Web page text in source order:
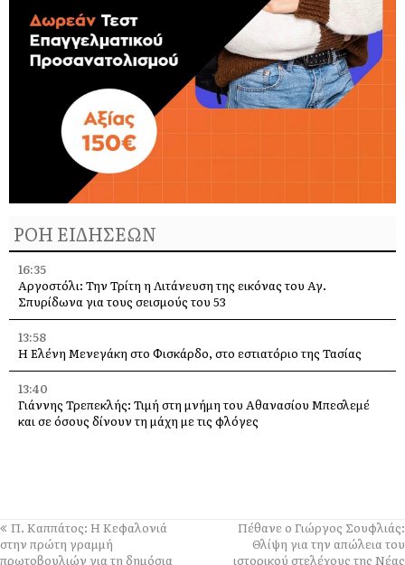
ΡΟΗ ΕΙΔΗΣΕΩΝ
16:35
Αργοστόλι: Την Τρίτη η Λιτάνευση της εικόνας του Αγ.
Σπυρίδωνα για τους σεισμούς του 53
13:58
Η Ελένη Μενεγάκη στο Φισκάρδο, στο εστιατόριο της Τασίας
13:40
Γιάννης Τρεπεκλής: Τιμή στη μνήμη του Αθανασίου Μπεσλεμέ
και σε όσους δίνουν τη μάχη με τις φλόγες
13:30
Οι εκδηλώσεις στον Δήμο Αργοστολίου το τριήμερο 7, 8 και 9
Αυγούστου
Π. Καππάτος: Η Κεφαλονιά
στην πρώτη γραμμή
πρωτοβουλιών για τη δημόσια
Πέθανε ο Γιώργος Σουφλιάς:
Θλίψη για την απώλεια του
ιστορικού στελέχους της Νέας